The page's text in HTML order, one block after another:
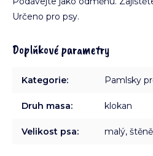
Určeno pro psy.
Doplňkové parametry
Kategorie: Pamlsky
Druh masa: klokan
Velikost psa: malý,